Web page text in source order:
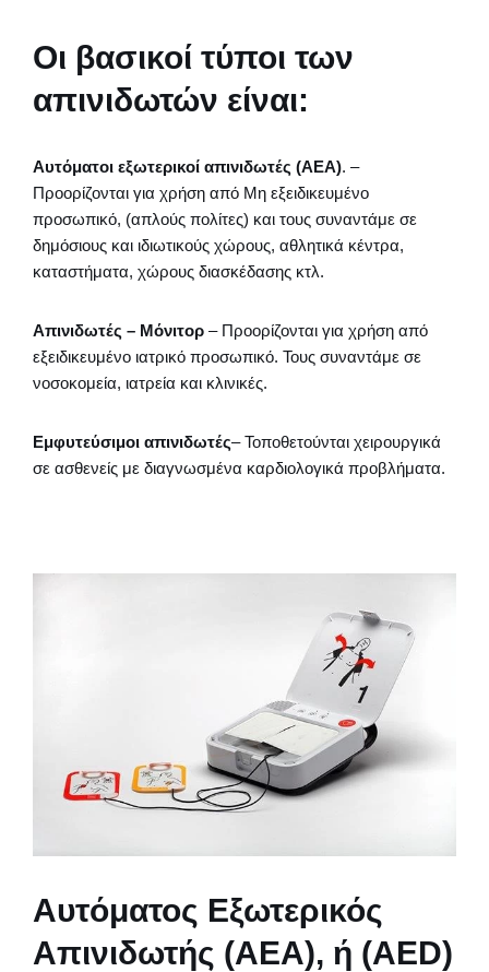
Οι βασικοί τύποι των
απινιδωτών είναι:
Αυτόματοι εξωτερικοί απινιδωτές (ΑΕΑ). –
Προορίζονται για χρήση από Μη εξειδικευμένο
προσωπικό, (απλούς πολίτες) και τους συναντάμε σε
δημόσιους και ιδιωτικούς χώρους, αθλητικά κέντρα,
καταστήματα, χώρους διασκέδασης κτλ.
Απινιδωτές – Μόνιτορ – Προορίζονται για χρήση από
εξειδικευμένο ιατρικό προσωπικό. Τους συναντάμε σε
νοσοκομεία, ιατρεία και κλινικές.
Εμφυτεύσιμοι απινιδωτές– Τοποθετούνται χειρουργικά
σε ασθενείς με διαγνωσμένα καρδιολογικά προβλήματα.
Αυτόματος Εξωτερικός
Απινιδωτής (ΑΕΑ), ή (ΑED)